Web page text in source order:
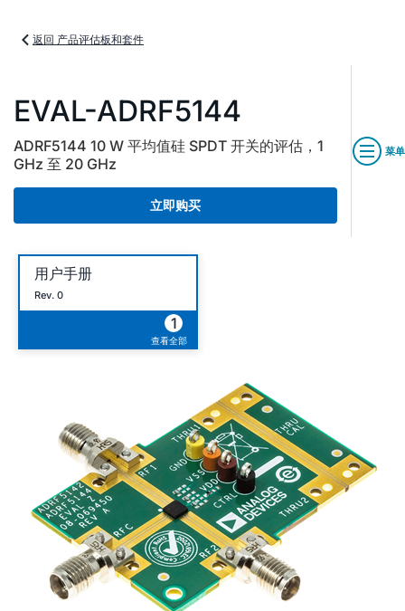
返回 产品评估板和套件
EVAL-ADRF5144
ADRF5144 10 W 平均值硅 SPDT 开关的评估，1
GHz 至 20 GHz
立即购买
菜单
用户手册
Rev. 0
1
查看全部